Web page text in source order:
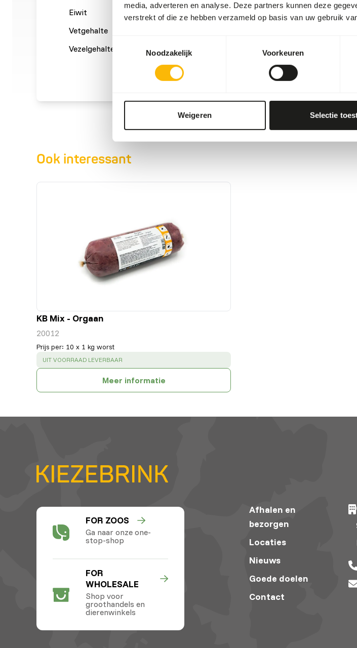
media, adverteren en analyse. Deze partners kunnen deze
verstrekt of die ze hebben verzameld op basis van uw gebruik
Noodzakelijk
Voorkeuren
Weigeren Selectie
Eiwit
17% Calcium
0,00%
Vetgehalte
Vezelgehalte
0%
Ook interessant
KB Mix - Orgaan
20012
Prijs per: 10 x 1 kg worst
SUCCESS:
UIT VOORRAAD LEVERBAAR
Meer informatie
FOR ZOOS
Ga naar onze one-
stop-shop
FOR
WHOLESALE
Shop voor
groothandels en
dierenwinkels
Afhalen en
bezorgen
Locaties
Nieuws
Goede doelen
Contact